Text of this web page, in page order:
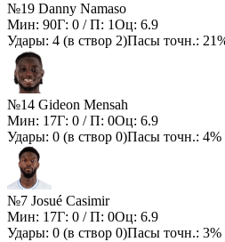
№19 Danny Namaso
Мин: 90Г: 0 / П: 1Оц: 6.9
Удары: 4 (в створ 2)Пасы точн.:
№14 Gideon Mensah
Мин: 17Г: 0 / П: 0Оц: 6.9
Удары: 0 (в створ 0)Пасы точн.: 4%
№7 Josué Casimir
Мин: 17Г: 0 / П: 0Оц: 6.9
Удары: 0 (в створ 0)Пасы точн.: 3%